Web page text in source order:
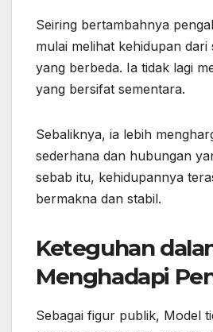
Seiring bertambahnya
mulai melihat kehidupan dari
yang berbeda. Ia tidak lagi
yang bersifat sementara.
Sebaliknya, ia lebih
sederhana dan hubungan
sebab itu, kehidupannya
bermakna dan stabil.
Keteguhan
Menghadapi
Sebagai figur publik, Model